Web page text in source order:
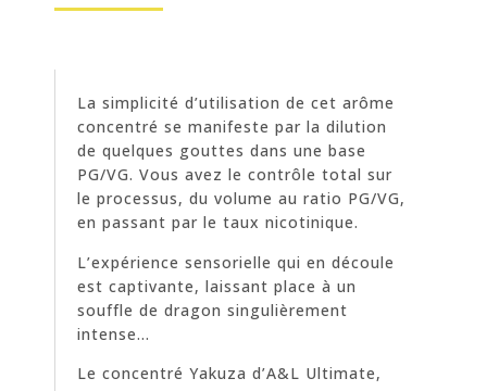
La simplicité d’utilisation de cet arôme
concentré se manifeste par la dilution
de quelques gouttes dans une base
PG/VG. Vous avez le contrôle total sur
le processus, du volume au ratio PG/VG,
en passant par le taux nicotinique.
L’expérience sensorielle qui en découle
est captivante, laissant place à un
souffle de dragon singulièrement
intense…
Le concentré Yakuza d’A&L Ultimate,